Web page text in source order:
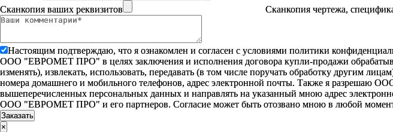
Сканкопия ваших реквизитов
Сканкопия чертежа,
Настоящим подтверждаю, что я ознакомлен и согласен с условиями политики
ООО "ЕВРОМЕТ ПРО" в целях заключения и исполнения договора купли-продажи
изменять), извлекать, использовать, передавать (в том числе поручать обработку другим
номера домашнего и мобильного телефонов, адрес электронной почты. Также я разрешаю
вышеперечисленных персональных данных и направлять на указанный мною адрес
ООО "ЕВРОМЕТ ПРО" и его партнеров. Согласие может быть отозвано мною в любой
×